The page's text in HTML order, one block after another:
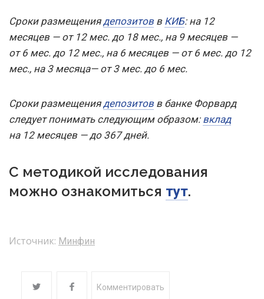
Сроки размещениядепозитовв КИБ: на 12
месяцев — от 12 мес. до 18 мес., на 9 месяцев —
от 6 мес. до 12 мес., на 6 месяцев — от 6 мес. до 12
мес., на 3 месяца— от 3 мес. до 6 мес.
Сроки размещениядепозитовв банке Форвард
следует понимать следующим образом: вклад
на 12 месяцев — до 367 дней.
С методикой исследования
можно ознакомиться тут.
Источник: Минфин
Комментировать